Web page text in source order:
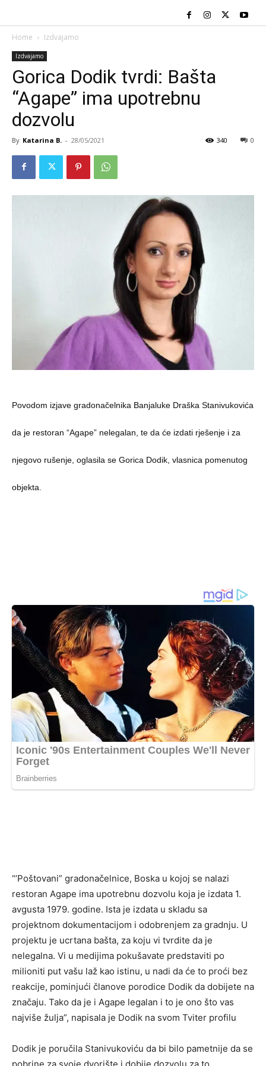
Home Izdvajamo
Izdvajamo
Gorica Dodik tvrdi: Bašta
“Agape” ima upotrebnu
dozvolu
By Katarina B. - 28/05/2021 0
340
Povodom izjave gradonačelnika Banjaluke Draška Stanivukovića
da je restoran “Agape” nelegalan, te da će izdati rješenje i za
njegovo rušenje, oglasila se Gorica Dodik, vlasnica pomenutog
objekta.
“’Poštovani” gradonačelnice, Boska u kojoj se nalazi
restoran Agape ima upotrebnu dozvolu koja je izdata 1.
avgusta 1979. godine. Ista je izdata u skladu sa
projektnom dokumentacijom i odobrenjem za gradnju. U
projektu je ucrtana bašta, za koju vi tvrdite da je
nelegalna. Vi u medijima pokušavate predstaviti po
milioniti put vašu laž kao istinu, u nadi da će to proći bez
reakcije, pominjući članove porodice Dodik da dobijete na
značaju. Tako da je i Agape legalan i to je ono što vas
najviše žulja”, napisala je Dodik na svom Tviter profilu
Dodik je poručila Stanivukoviću da bi bilo pametnije da se